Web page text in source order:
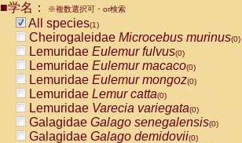
CebidaeCebus nigrivittatus
CebidaeCebus
CebidaeSaimiri boliviensis(0)
CebidaeSaimiri sciureus(0)
AtelidaeAlouatta caraya(0)
AtelidaeAlouatta fusca(0)
AtelidaeAlouatta seniculus
AtelidaeAlouattaspp.(0)
AtelidaeAteles belzebuth(0)
AtelidaeAteles geoffroyi(0)
■学名： ※複数選択可・or検索
All species(1)
Cheirogaleidae Microcebus murinus(0)
Lemuridae Eulemur fulvus(0)
Lemuridae Eulemur macaco(0)
Lemuridae Eulemur mongoz(0)
Lemuridae Lemur catta(0)
Lemuridae Varecia variegata(0)
Galagidae Galago senegalensis(0)
Galagidae Galago demidovii(0)